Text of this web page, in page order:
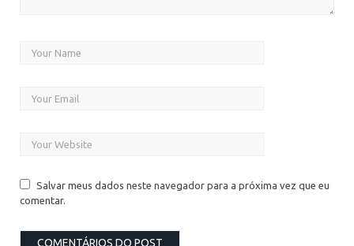
Salvar meus dados neste navegador para a próxima vez que eu
comentar.